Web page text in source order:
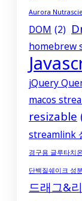
Aurora
DOM (2)
homebrew
jQuery
macos
resizable
streamlink
경구용 글루타치
단백질쉐이크 성
드래그&